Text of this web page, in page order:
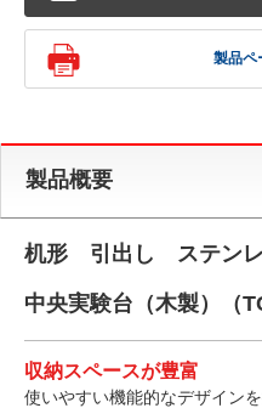
製品ペ
製品概要
机形 引出し ステンレ
中央実験台（木製）（
収納スペースが豊富
使いやすい機能的なデザイン